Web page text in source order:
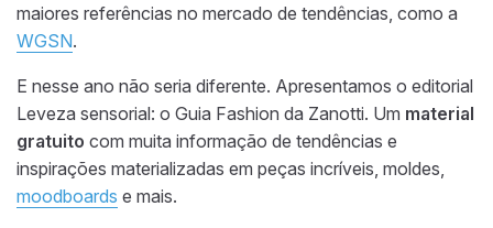
maiores referências no mercado de tendências, como a
WGSN.
E nesse ano não seria diferente. Apresentamos o editorial
Leveza sensorial: o Guia Fashion da Zanotti. Um material
gratuito com muita informação de tendências e
inspirações materializadas em peças incríveis, moldes,
moodboards e mais.